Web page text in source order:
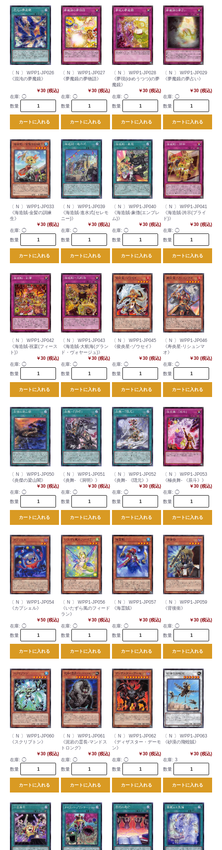
〔 N 〕 WPP1-JP026
《混沌の夢魔鏡》
￥30 (税込)
在庫: ◯
数量
カートに入れる
〔 N 〕 WPP1-JP027
《夢魔鏡の夢物語》
￥30 (税込)
在庫: ◯
数量
カートに入れる
〔 N 〕 WPP1-JP028
《夢現(ゆめうつつ)の夢
魔鏡》
￥30 (税込)
在庫: ◯
数量
カートに入れる
〔 N 〕 WPP1-JP029
《夢魔鏡の夢占い》
￥30 (税込)
在庫: ◯
数量
カートに入れる
〔 N 〕 WPP1-JP033
《海造賊-金髪の訓練
生》
￥30 (税込)
在庫: ◯
数量
カートに入れる
〔 N 〕 WPP1-JP039
《海造賊-進水式(セレモ
ニー)》
￥30 (税込)
在庫: ◯
数量
カートに入れる
〔 N 〕 WPP1-JP040
《海造賊-象徴(エンブレ
ム)》
￥30 (税込)
在庫: ◯
数量
カートに入れる
〔 N 〕 WPP1-JP041
《海造賊-誇示(プライ
ド)》
￥30 (税込)
在庫: ◯
数量
カートに入れる
〔 N 〕 WPP1-JP042
《海造賊-祝宴(フィース
ト)》
￥30 (税込)
在庫: ◯
数量
カートに入れる
〔 N 〕 WPP1-JP043
《海造賊-大航海(グラン
ド・ヴォヤージュ)》
￥30 (税込)
在庫: ◯
数量
カートに入れる
〔 N 〕 WPP1-JP045
《俊炎星-ゾウセイ》
￥30 (税込)
在庫: ◯
数量
カートに入れる
〔 N 〕 WPP1-JP046
《寿炎星-リシュンマ
オ》
￥30 (税込)
在庫: ◯
数量
カートに入れる
〔 N 〕 WPP1-JP050
《炎傑の梁山閣》
￥30 (税込)
在庫: ◯
数量
カートに入れる
〔 N 〕 WPP1-JP051
《炎舞- 《洞明》》
￥30 (税込)
在庫: ◯
数量
カートに入れる
〔 N 〕 WPP1-JP052
《炎舞- 《隠元》》
￥30 (税込)
在庫: ◯
数量
カートに入れる
〔 N 〕 WPP1-JP053
《極炎舞- 《辰斗》》
￥30 (税込)
在庫: ◯
数量
カートに入れる
〔 N 〕 WPP1-JP054
《カプシェル》
￥50 (税込)
在庫: ◯
数量
カートに入れる
〔 N 〕 WPP1-JP056
《いたずら風のフィード
ラン》
￥30 (税込)
在庫: ◯
数量
カートに入れる
〔 N 〕 WPP1-JP057
《海霊賊》
￥30 (税込)
在庫: ◯
数量
カートに入れる
〔 N 〕 WPP1-JP059
《背後衛》
￥30 (税込)
在庫: ◯
数量
カートに入れる
〔 N 〕 WPP1-JP060
《スクリプトン》
￥30 (税込)
在庫: ◯
数量
カートに入れる
〔 N 〕 WPP1-JP061
《泥岩の霊長-マンドス
トロング》
￥30 (税込)
在庫: ◯
数量
カートに入れる
〔 N 〕 WPP1-JP062
《ディザスター・デーモ
ン》
￥30 (税込)
在庫: ◯
数量
カートに入れる
〔 N 〕 WPP1-JP063
《砂漠の飛蝗賊》
￥30 (税込)
在庫: 3
数量
カートに入れる